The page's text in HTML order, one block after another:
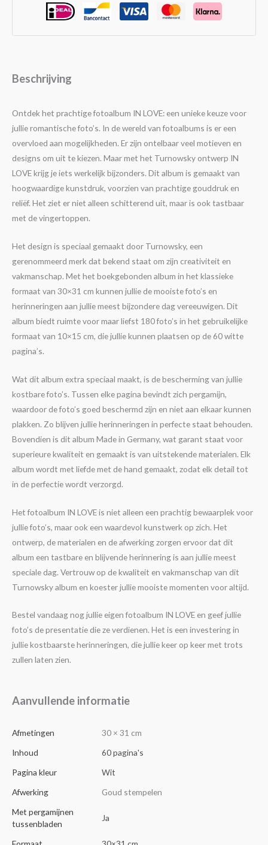
Beschrijving
Ontdek het prachtige fotoalbum IN LOVE: een unieke keuze voor
jullie romantische foto’s. In de wereld van fotoalbums is er een
overvloed aan mogelijkheden. Er zijn ontelbaar veel motieven en
designs om uit te kiezen. Maar met het Turnowsky ontwerp IN
LOVE krijg je iets werkelijk bijzonders. Dit album is gemaakt van
hoogwaardige kunstdruk, voorzien van prachtige gouddruk en
reliëf. Het ziet er niet alleen schitterend uit, maar is ook tastbaar
met de vingertoppen.
Het design is speciaal gemaakt door Turnowsky, een
gerenommeerd merk dat bekend staat om zijn creativiteit en
vakmanschap. Met het boekgebonden album in het klassieke
formaat van 30×31 cm kunnen jullie de mooiste foto’s en
herinneringen aan jullie meest bijzondere dag vereeuwigen. Dit
album biedt ruimte voor maar liefst 180 foto’s in het gebruikelijke
formaat van 10×15 cm, die jullie kunnen plaatsen op de 60 witte
pagina’s.
Wat dit album extra speciaal maakt, is de bescherming van jullie
kostbare foto’s. Tussen elke pagina bevindt zich pergamijn,
waardoor de foto’s goed beschermd zijn en niet aan elkaar kunnen
plakken. Zo blijven jullie herinneringen in perfecte staat behouden.
Bovendien is dit album Made in Germany, wat garant staat voor
superieure kwaliteit en gemaakt is van uitstekende materialen. Elk
album wordt met liefde met de hand gemaakt, zodat elk detail tot
in de perfectie wordt verzorgd.
Het fotoalbum IN LOVE is niet alleen een prachtig bewaarplek voor
jullie foto’s, maar ook een waardevol kunstwerk op zich. Het
ontwerp, de materialen en de afwerking zorgen ervoor dat dit
album een tastbare en blijvende herinnering is aan jullie meest
speciale dag. Vertrouw op de kwaliteit en vakmanschap van dit
Turnowsky album en koester jullie mooiste momenten voor altijd.
Bestel vandaag nog jullie eigen fotoalbum IN LOVE en geef jullie
foto’s de presentatie die ze verdienen. Het is een investering in
jullie kostbaarste herinneringen, die jullie keer op keer met trots
zullen laten zien.
Aanvullende informatie
Afmetingen
30 × 31 cm
Inhoud
60 pagina's
Pagina kleur
Wit
Afwerking
Goud stempelen
Met pergamijnen
tussenbladen
Ja